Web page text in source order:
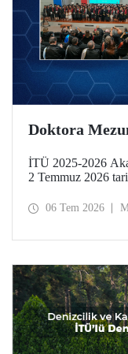
Doktora
İTÜ 2025-2026
2 Temmuz 2026
“Doktora Özel
06 Tem 2026